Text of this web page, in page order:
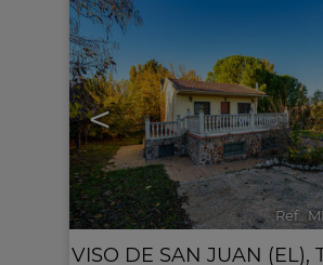
<
Ref..
VISO DE SAN JUAN (EL),